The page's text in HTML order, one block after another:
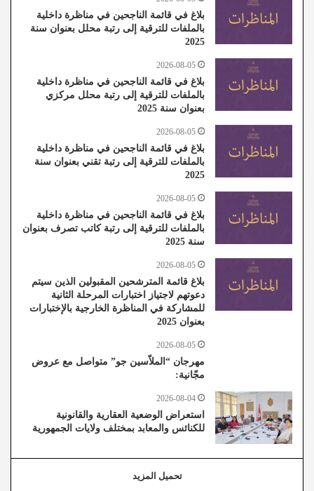
بلاغ في قائمة الناجحين في مناظرة داخلية
بالملفات للترقية إلى رتبة محلل بعنوان سنة
2025
2026-08-05
بلاغ في قائمة الناجحين في مناظرة داخلية
بالملفات للترقية إلى رتبة محلل مركزي
بعنوان سنة 2025
2026-08-05
بلاغ في قائمة الناجحين في مناظرة داخلية
بالملفات للترقية إلى رتبة تقني بعنوان سنة
2025
2026-08-05
بلاغ في قائمة الناجحين في مناظرة داخلية
بالملفات للترقية إلى رتبة كاتب تصرف بعنوان
سنة 2025
2026-08-05
بلاغ قائمة المترشحين المقبولين الذين سيتم
دعوتهم لاجتياز اختبارات المرحلة الثانية
للمشاركة في المناظرة الخارجية بالإختبارات
بعنوان 2025
2026-08-05
مهرجان “الملاّسين جو” متواصل مع عروض
مجّانية:
2026-08-04
استعراض الوضعية العقارية والقانونية
للكنائس والمعابد بمختلف ولايات الجمهورية
تحميل المزيد